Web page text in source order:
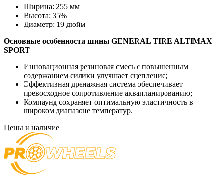
Ширина: 255 мм
Высота: 35%
Диаметр: 19 дюйм
Основные особенности шины GENERAL TIRE ALTIMAX
SPORT
Инновационная резиновая смесь с повышенным
содержанием силики улучшает сцепление;
Эффективная дренажная система обеспечивает
превосходное сопротивление аквапланированию;
Компаунд сохраняет оптимальную эластичность в
широком диапазоне температур.
Цены и наличие